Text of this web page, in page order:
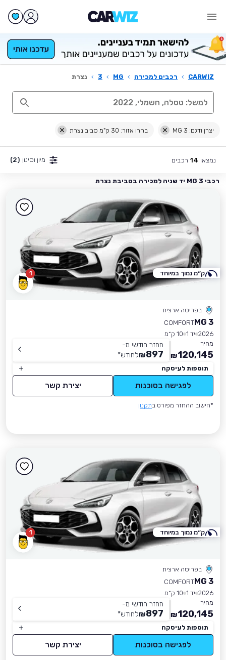
CARWIZ
› רכבים למכירה ›
MG
›
3
› נצרת
יצרן ודגם: MG 3 בחרו אזור: 30 ק"מ סביב נצרת
נמצאו 14 רכבים מיון וסינון (2)
רכבי MG 3 יד שניה למכירה בסביבת נצרת
1
בפריסה ארצית
MG 3
COMFORT
2026 יד 1
10 ק״מ
מחיר
120,145
₪
החזר חודשי מ-
897
₪לחודש*
תוספות לעיסקה
לפגישה בסוכנות יצירת קשר
*חישוב ההחזר מפורט בתקנון
ק״מ נמוך במיוחד
1
בפריסה ארצית
MG 3
COMFORT
2026 יד 1
10 ק״מ
מחיר
120,145
₪
החזר חודשי מ-
897
₪לחודש*
תוספות לעיסקה
לפגישה בסוכנות יצירת קשר
ק״מ נמוך במיוחד